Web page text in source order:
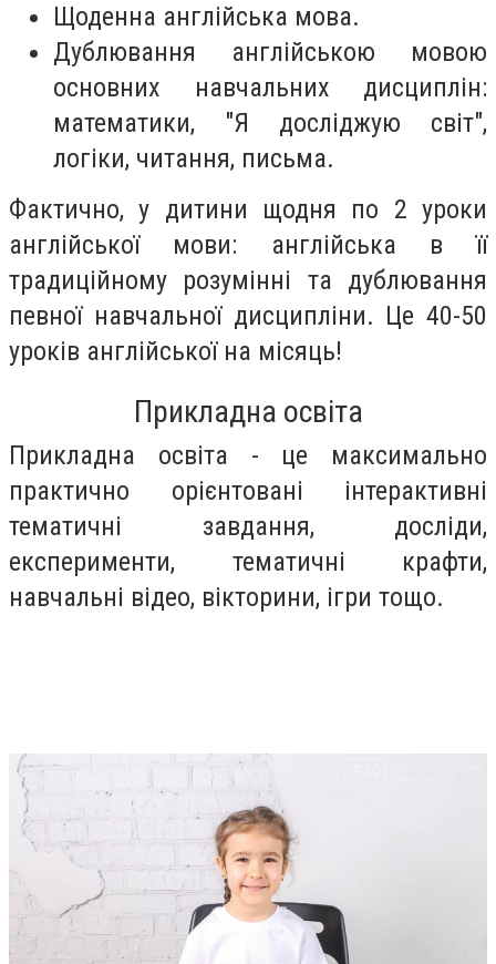
Щоденна англійська мова.
Дублювання англійською мовою
основних навчальних дисциплін:
математики, "Я досліджую світ",
логіки, читання, письма.
Фактично, у дитини щодня по 2 уроки
англійської мови: англійська в її
традиційному розумінні та дублювання
певної навчальної дисципліни. Це 40-50
уроків англійської на місяць!
Прикладна освіта
Прикладна освіта - це максимально
практично орієнтовані інтерактивні
тематичні завдання, досліди,
експерименти, тематичні крафти,
навчальні відео, вікторини, ігри тощо.